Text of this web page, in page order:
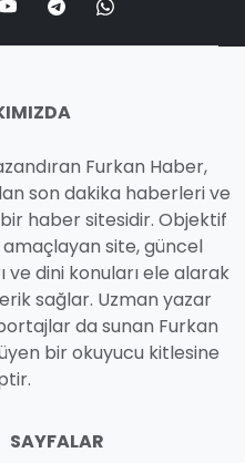
Furkan Haber,
son dakika haberleri ve
bir haber sitesidir. Objektif
amaçlayan site, güncel
ve dini konuları ele alarak
sağlar. Uzman yazar
da sunan Furkan
bir okuyucu kitlesine
SAYFALAR